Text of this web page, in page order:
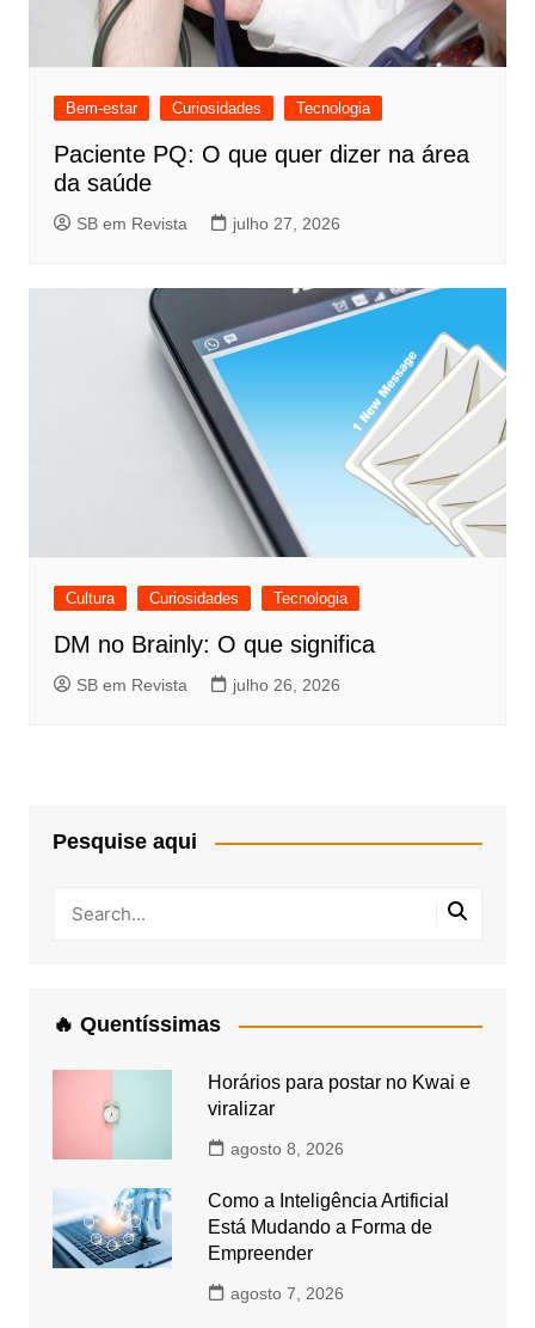
Bem-estar Curiosidades Tecnologia
Paciente PQ: O que quer dizer na área
da saúde
SB em Revista julho 27, 2026
Cultura Curiosidades Tecnologia
DM no Brainly: O que significa
SB em Revista julho 26, 2026
Pesquise aqui
🔥 Quentíssimas
Horários para postar no Kwai e
viralizar
agosto 8, 2026
Como a Inteligência Artificial
Está Mudando a Forma de
Empreender
agosto 7, 2026